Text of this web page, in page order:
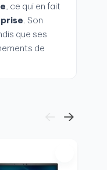
, ce qui en fait
. Son
que ses
de